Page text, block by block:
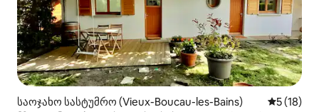
საოჯახო სასტუმრო (Vieux-Boucau-les-Bains) საშუალო
5 (18)